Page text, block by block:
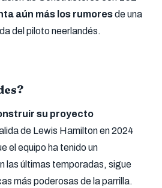
aún más los rumoresde una
del piloto neerlandés.
su proyecto
de Lewis Hamilton en 2024
el equipo ha tenido un
las últimas temporadas, sigue
más poderosas de la parrilla.